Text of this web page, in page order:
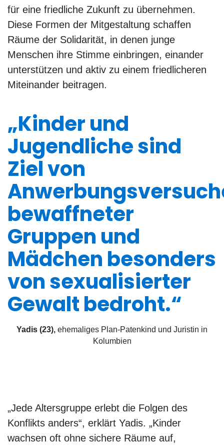
für eine friedliche Zukunft zu übernehmen.
Diese Formen der Mitgestaltung schaffen
Räume der Solidarität, in denen junge
Menschen ihre Stimme einbringen, einander
unterstützen und aktiv zu einem friedlicheren
Miteinander beitragen.
„Kinder und
Jugendliche sind
Ziel von
bewaffneter
Gruppen und
Mädchen besonders
von sexualisierter
Gewalt bedroht.“
Yadis (23), ehemaliges Plan-Patenkind und Juristin in
Kolumbien
„Jede Altersgruppe erlebt die Folgen des
Konflikts anders“, erklärt Yadis. „Kinder
wachsen oft ohne sichere Räume auf,